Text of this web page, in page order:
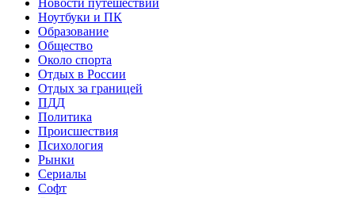
Ноутбуки и ПК
Образование
Общество
Около спорта
Отдых в России
Отдых за границей
ПДД
Политика
Происшествия
Психология
Рынки
Сериалы
Софт